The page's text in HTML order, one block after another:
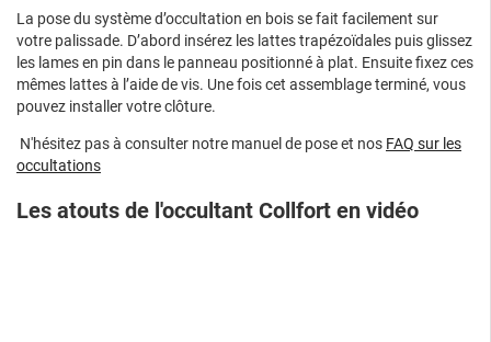
La pose du système d’occultation en bois se fait facilement sur
votre palissade. D’abord insérez les lattes trapézoïdales puis glissez
les lames en pin dans le panneau positionné à plat. Ensuite fixez ces
mêmes lattes à l’aide de vis. Une fois cet assemblage terminé, vous
pouvez installer votre clôture.
N'hésitez pas à consulter notre manuel de pose et nos FAQ sur les
occultations
Les atouts de l'occultant Collfort en vidéo